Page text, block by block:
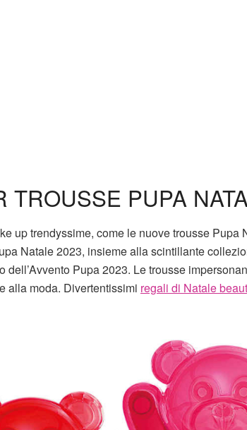
PUPA
up trendyssime, come le nuove trousse Pupa
Natale 2023, insieme alla scintillante
Pupa 2023. Le trousse
alla moda. Divertentissimi regali di Natale